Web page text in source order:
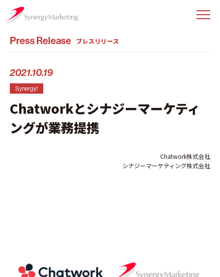
Press Release プレスリリース
Chatworkとシナジーマーケティ
ングが業務提携
2021.10.19
Synergy!
Chatwork株式会社
シナジーマーケティング株式会社